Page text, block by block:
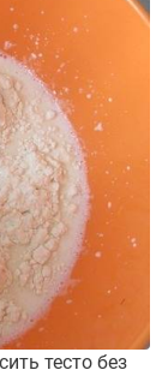
тесто без